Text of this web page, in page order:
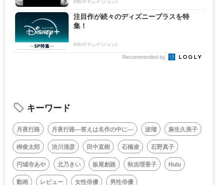
PR(ザテレビジョン)
注目作が続々のディズニープラスを特
集！
PR(ザテレビジョン)
Recommended by
キーワード
月夜行路 月夜行路―答えは名作の中に― 波瑠
麻生久美子
栁俊太郎
渋川清彦 田中直樹 石橋凌
石野真子
円城寺あや
北乃きい 板尾創路 秋吉理香子
Hulu
動画
レビュー 女性俳優 男性俳優